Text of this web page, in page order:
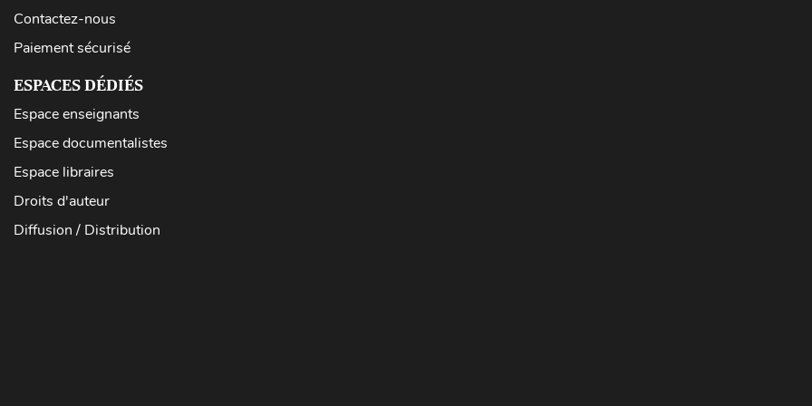
Contactez-nous
Paiement sécurisé
ESPACES DÉDIÉS
Espace enseignants
Espace documentalistes
Espace libraires
Droits d'auteur
Diffusion / Distribution